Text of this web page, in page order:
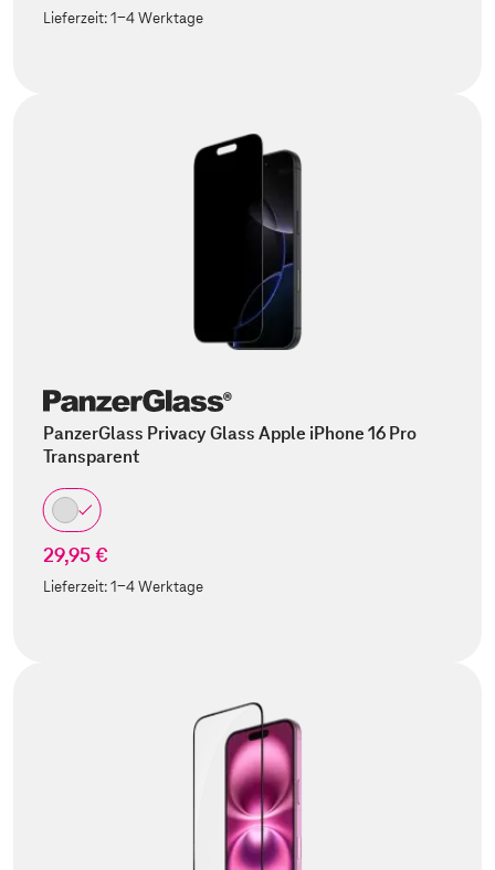
Lieferzeit:1-4 Werktage
PanzerGlass Privacy Glass Apple iPhone 16 Pro
Transparent
29,95 €
Lieferzeit:1-4 Werktage